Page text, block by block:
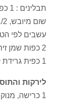
עשבים לפי
2 כפות שמן זית
1 כפית גרידת קליפת לימון, אופציונלי
לירקות
1 כרישה, מנוקה ופרוסה לעיגולים רחבים